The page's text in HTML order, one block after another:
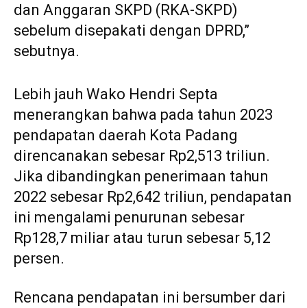
dan Anggaran SKPD (RKA-SKPD)
sebelum disepakati dengan DPRD,”
sebutnya.
Lebih jauh Wako Hendri Septa
menerangkan bahwa pada tahun 2023
pendapatan daerah Kota Padang
direncanakan sebesar Rp2,513 triliun.
Jika dibandingkan penerimaan tahun
2022 sebesar Rp2,642 triliun, pendapatan
ini mengalami penurunan sebesar
Rp128,7 miliar atau turun sebesar 5,12
persen.
Rencana pendapatan ini bersumber dari